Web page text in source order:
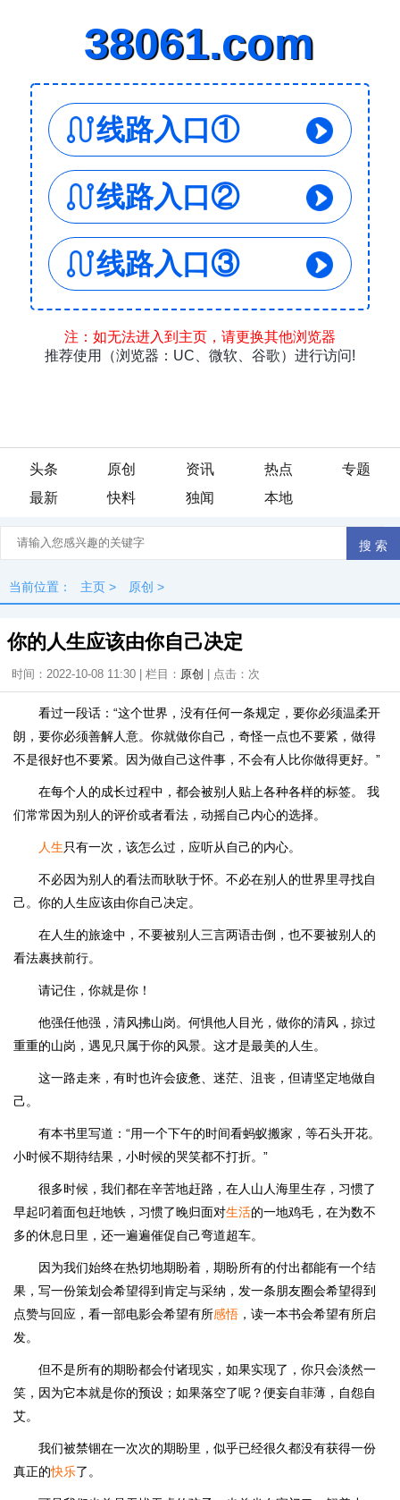
头条 原创 资讯 热点
专题
最新
快料 独闻 本地
当前位置： 主页 > 原创 >
你的人生应该由你自己决定
时间：2022-10-08 11:30 | 栏目： 原创 | 点击： 次
看过一段话：“这个世界，没有任何一条规定，要你必须温柔开
朗，要你必须善解人意。你就做你自己，奇怪一点也不要紧，做得
不是很好也不要紧。因为做自己这件事，不会有人比你做得更好。”
在每个人的成长过程中，都会被别人贴上各种各样的标签。 我
们常常因为别人的评价或者看法，动摇自己内心的选择。
人生只有一次，该怎么过，应听从自己的内心。
不必因为别人的看法而耿耿于怀。不必在别人的世界里寻找自
己。你的人生应该由你自己决定。
在人生的旅途中，不要被别人三言两语击倒，也不要被别人的
看法裹挟前行。
请记住，你就是你！
他强任他强，清风拂山岗。何惧他人目光，做你的清风，掠过
重重的山岗，遇见只属于你的风景。这才是最美的人生。
这一路走来，有时也许会疲惫、迷茫、沮丧，但请坚定地做自
己。
有本书里写道：“用一个下午的时间看蚂蚁搬家，等石头开花。
小时候不期待结果，小时候的哭笑都不打折。”
很多时候，我们都在辛苦地赶路，在人山人海里生存，习惯了
早起叼着面包赶地铁，习惯了晚归面对生活的一地鸡毛，在为数不
多的休息日里，还一遍遍催促自己弯道超车。
因为我们始终在热切地期盼着，期盼所有的付出都能有一个结
果，写一份策划会希望得到肯定与采纳，发一条朋友圈会希望得到
点赞与回应，看一部电影会希望有所感悟 ，读一本书会希望有所启
发。
但不是所有的期盼都会付诸现实，如果实现了，你只会淡然一
笑，因为它本就是你的预设；如果落空了呢？便妄自菲薄，自怨自
艾。
我们被禁锢在一次次的期盼里，似乎已经很久都没有获得一份
真正的快乐了。